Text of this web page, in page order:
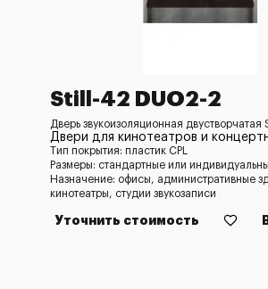
Still-42 DUO2-2
Дверь звукоизоляционная
Двери для кинотеатров и
Тип покрытия: пластик CPL
Размеры: стандартные или
Назначение: офисы, административные
кинотеатры, студии звукозаписи
Уточнить стоимость